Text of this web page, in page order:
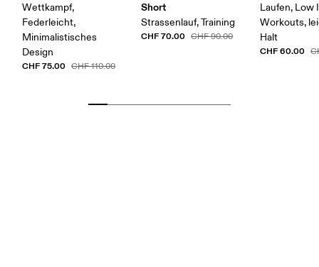
Wettkampf,
Federleicht,
Minimalistisches
Design
CHF 75.00 CHF 110.00
Short
Strassenlauf, Training
CHF 70.00 CHF 90.00
Laufen, Low
Workouts,
Halt
CHF 60.00